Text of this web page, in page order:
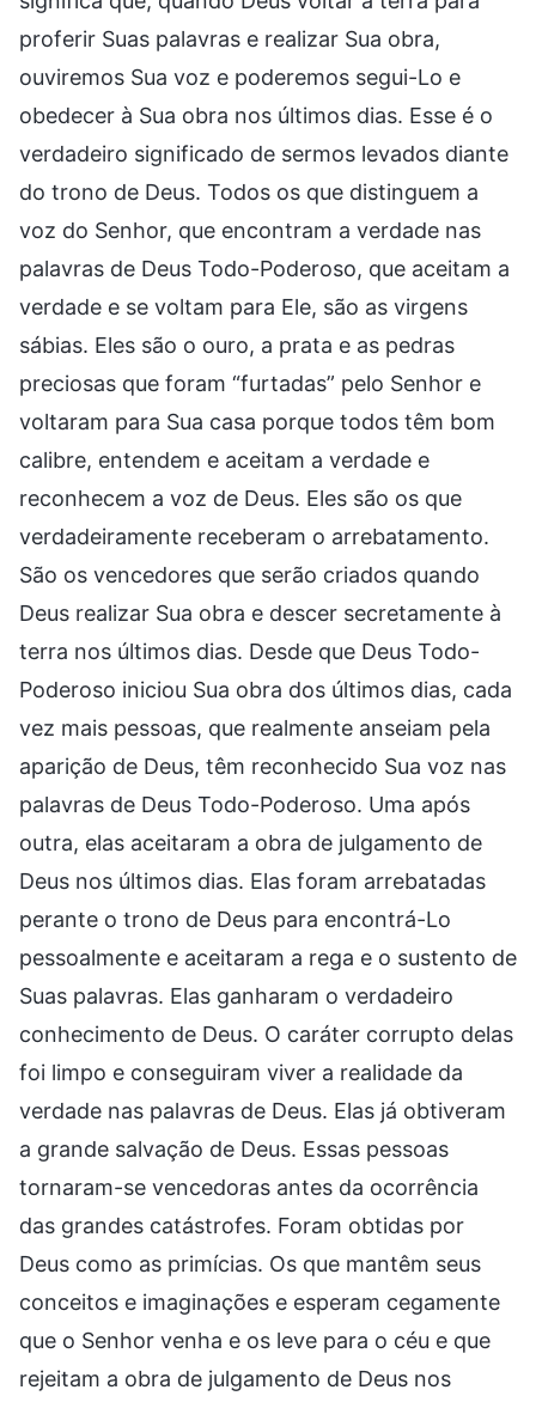
proferir Suas palavras e realizar Sua obra,
ouviremos Sua voz e poderemos segui-Lo e
obedecer à Sua obra nos últimos dias. Esse é o
verdadeiro significado de sermos levados diante
do trono de Deus. Todos os que distinguem a
voz do Senhor, que encontram a verdade nas
palavras de Deus Todo-Poderoso, que aceitam a
verdade e se voltam para Ele, são as virgens
sábias. Eles são o ouro, a prata e as pedras
preciosas que foram “furtadas” pelo Senhor e
voltaram para Sua casa porque todos têm bom
calibre, entendem e aceitam a verdade e
reconhecem a voz de Deus. Eles são os que
verdadeiramente receberam o arrebatamento.
São os vencedores que serão criados quando
Deus realizar Sua obra e descer secretamente à
terra nos últimos dias. Desde que Deus Todo-
Poderoso iniciou Sua obra dos últimos dias, cada
vez mais pessoas, que realmente anseiam pela
aparição de Deus, têm reconhecido Sua voz nas
palavras de Deus Todo-Poderoso. Uma após
outra, elas aceitaram a obra de julgamento de
Deus nos últimos dias. Elas foram arrebatadas
perante o trono de Deus para encontrá-Lo
pessoalmente e aceitaram a rega e o sustento de
Suas palavras. Elas ganharam o verdadeiro
conhecimento de Deus. O caráter corrupto delas
foi limpo e conseguiram viver a realidade da
verdade nas palavras de Deus. Elas já obtiveram
a grande salvação de Deus. Essas pessoas
tornaram-se vencedoras antes da ocorrência
das grandes catástrofes. Foram obtidas por
Deus como as primícias. Os que mantêm seus
conceitos e imaginações e esperam cegamente
que o Senhor venha e os leve para o céu e que
rejeitam a obra de julgamento de Deus nos